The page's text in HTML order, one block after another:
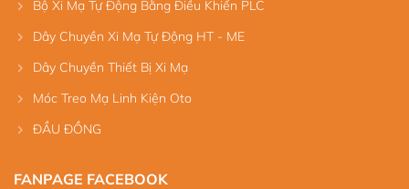
Bộ Xi Mạ Tự Động Bằng Điều Khiển PLC
Dây Chuyền Xi Mạ Tự Động HT - ME
Dây Chuyền Thiết Bị Xi Mạ
Móc Treo Mạ Linh Kiện Oto
ĐẦU ĐỒNG
FANPAGE FACEBOOK